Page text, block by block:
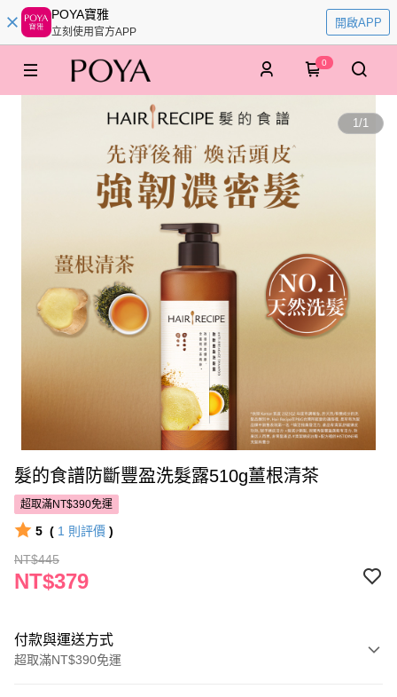
POYA寶雅
立刻使用官方APP
開啟APP
0
1/1
髮的食譜防斷豐盈洗髮露510g薑根清茶
超取滿NT$390免運
5 ( 1 則評價 )
NT$445
NT$379
付款與運送方式
超取滿NT$390免運